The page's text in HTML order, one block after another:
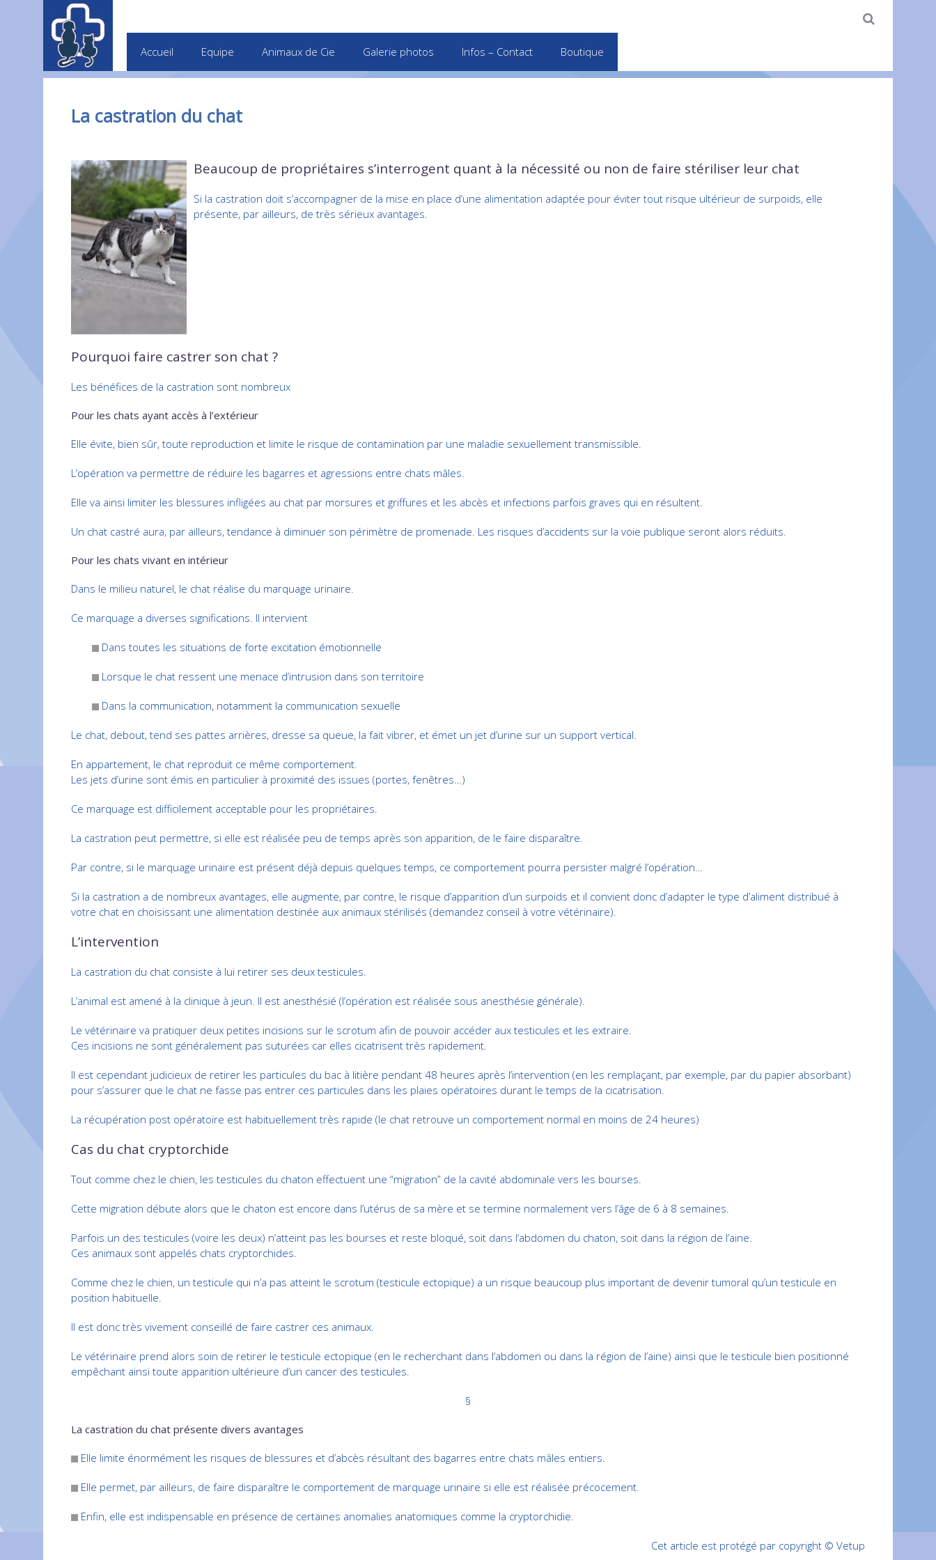
Accueil Equipe Animaux de Cie Galerie photos Infos – Contact Boutique
La castration du chat
Beaucoup de propriétaires s’interrogent quant à la nécessité ou non de faire stériliser leur chat
Si la castration doit s’accompagner de la mise en place d’une alimentation adaptée pour éviter tout risque ultérieur de surpoids, elle
présente, par ailleurs, de très sérieux avantages.
Pourquoi faire castrer son chat ?
Les bénéfices de la castration sont nombreux
Pour les chats ayant accès à l’extérieur
Elle évite, bien sûr, toute reproduction et limite le risque de contamination par une maladie sexuellement transmissible.
L’opération va permettre de réduire les bagarres et agressions entre chats mâles.
Elle va ainsi limiter les blessures infligées au chat par morsures et griffures et les abcès et infections parfois graves qui en résultent.
Un chat castré aura, par ailleurs, tendance à diminuer son périmètre de promenade. Les risques d’accidents sur la voie publique seront alors réduits.
Pour les chats vivant en intérieur
Dans le milieu naturel, le chat réalise du marquage urinaire.
Ce marquage a diverses significations. Il intervient
Dans toutes les situations de forte excitation émotionnelle
Lorsque le chat ressent une menace d’intrusion dans son territoire
Dans la communication, notamment la communication sexuelle
Le chat, debout, tend ses pattes arrières, dresse sa queue, la fait vibrer, et émet un jet d’urine sur un support vertical.
En appartement, le chat reproduit ce même comportement.
Les jets d’urine sont émis en particulier à proximité des issues (portes, fenêtres…)
Ce marquage est difficilement acceptable pour les propriétaires.
La castration peut permettre, si elle est réalisée peu de temps après son apparition, de le faire disparaître.
Par contre, si le marquage urinaire est présent déjà depuis quelques temps, ce comportement pourra persister malgré l’opération…
Si la castration a de nombreux avantages, elle augmente, par contre, le risque d’apparition d’un surpoids et il convient donc d’adapter le type d’aliment distribué à
votre chat en choisissant une alimentation destinée aux animaux stérilisés (demandez conseil à votre vétérinaire).
L’intervention
La castration du chat consiste à lui retirer ses deux testicules.
L’animal est amené à la clinique à jeun. Il est anesthésié (l’opération est réalisée sous anesthésie générale).
Le vétérinaire va pratiquer deux petites incisions sur le scrotum afin de pouvoir accéder aux testicules et les extraire.
Ces incisions ne sont généralement pas suturées car elles cicatrisent très rapidement.
Il est cependant judicieux de retirer les particules du bac à litière pendant 48 heures après l’intervention (en les remplaçant, par exemple, par du papier absorbant)
pour s’assurer que le chat ne fasse pas entrer ces particules dans les plaies opératoires durant le temps de la cicatrisation.
La récupération post opératoire est habituellement très rapide (le chat retrouve un comportement normal en moins de 24 heures)
Cas du chat cryptorchide
Tout comme chez le chien, les testicules du chaton effectuent une “migration” de la cavité abdominale vers les bourses.
Cette migration débute alors que le chaton est encore dans l’utérus de sa mère et se termine normalement vers l’âge de 6 à 8 semaines.
Parfois un des testicules (voire les deux) n’atteint pas les bourses et reste bloqué, soit dans l’abdomen du chaton, soit dans la région de l’aine.
Ces animaux sont appelés chats cryptorchides.
Comme chez le chien, un testicule qui n’a pas atteint le scrotum (testicule ectopique) a un risque beaucoup plus important de devenir tumoral qu’un testicule en
position habituelle.
Il est donc très vivement conseillé de faire castrer ces animaux.
Le vétérinaire prend alors soin de retirer le testicule ectopique (en le recherchant dans l’abdomen ou dans la région de l’aine) ainsi que le testicule bien positionné
empêchant ainsi toute apparition ultérieure d’un cancer des testicules.
§
La castration du chat présente divers avantages
Elle limite énormément les risques de blessures et d’abcès résultant des bagarres entre chats mâles entiers.
Elle permet, par ailleurs, de faire disparaître le comportement de marquage urinaire si elle est réalisée précocement.
Enfin, elle est indispensable en présence de certaines anomalies anatomiques comme la cryptorchidie.
Cet article est protégé par copyright © Vetup